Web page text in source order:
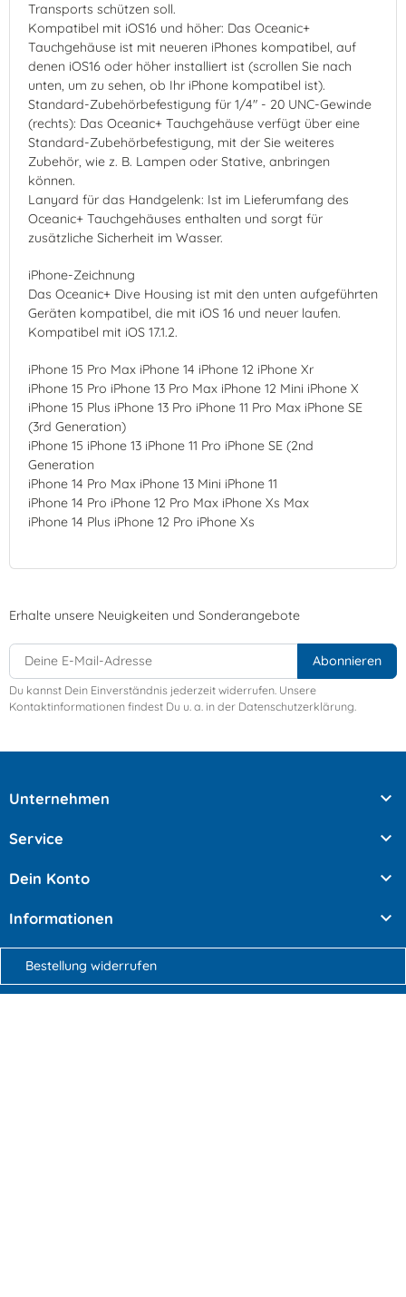
Transports schützen soll.
Kompatibel mit iOS16 und höher: Das Oceanic+
Tauchgehäuse ist mit neueren iPhones kompatibel, auf
denen iOS16 oder höher installiert ist (scrollen Sie nach
unten, um zu sehen, ob Ihr iPhone kompatibel ist).
Standard-Zubehörbefestigung für 1/4" - 20 UNC-Gewinde
(rechts): Das Oceanic+ Tauchgehäuse verfügt über eine
Standard-Zubehörbefestigung, mit der Sie weiteres
Zubehör, wie z. B. Lampen oder Stative, anbringen
können.
Lanyard für das Handgelenk: Ist im Lieferumfang des
Oceanic+ Tauchgehäuses enthalten und sorgt für
zusätzliche Sicherheit im Wasser.
iPhone-Zeichnung
Das Oceanic+ Dive Housing ist mit den unten aufgeführten
Geräten kompatibel, die mit iOS 16 und neuer laufen.
Kompatibel mit iOS 17.1.2.
iPhone 15 Pro Max iPhone 14 iPhone 12 iPhone Xr
iPhone 15 Pro iPhone 13 Pro Max iPhone 12 Mini iPhone X
iPhone 15 Plus iPhone 13 Pro iPhone 11 Pro Max iPhone SE
(3rd Generation)
iPhone 15 iPhone 13 iPhone 11 Pro iPhone SE (2nd
Generation
iPhone 14 Pro Max iPhone 13 Mini iPhone 11
iPhone 14 Pro iPhone 12 Pro Max iPhone Xs Max
iPhone 14 Plus iPhone 12 Pro iPhone Xs
Erhalte unsere Neuigkeiten und Sonderangebote
Du kannst Dein Einverständnis jederzeit widerrufen. Unsere
Kontaktinformationen findest Du u. a. in der Datenschutzerklärung.
Unternehmen 
Service 
Dein Konto 
Informationen 
Bestellung widerrufen